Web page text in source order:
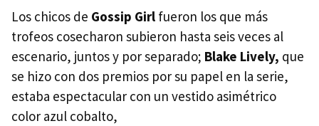
Los chicos de Gossip Girl fueron los que más
trofeos cosecharon subieron hasta seis veces al
escenario, juntos y por separado; Blake Lively, que
se hizo con dos premios por su papel en la serie,
estaba espectacular con un vestido asimétrico
color azul cobalto,